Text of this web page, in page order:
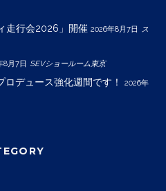
走行会2026」開催 2026年8月7日
ス
8月7日 SEVショールーム東京
デュース強化週間です！
2026年